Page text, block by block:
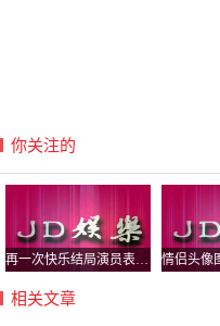
你关注的
相关文章